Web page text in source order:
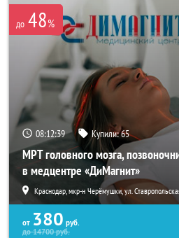
до 48%
08:12:39 Купили:65
МРТ головного мозга,
в медцентре «ДиМагнит»
Краснодар, мкр-н Черёмушки, ул.
от 380 руб.
до14700руб.